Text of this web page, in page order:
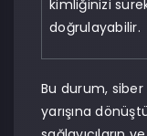
kimliğinizi
doğrulayabilir.
Bu durum,
yarışına